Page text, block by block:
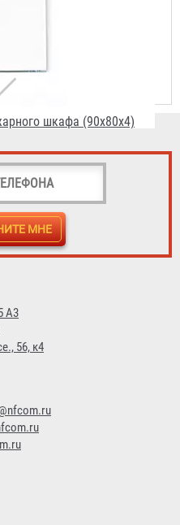
шкафа (90х80х4)
А3
56, к4